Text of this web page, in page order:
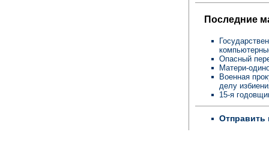
Последние
Опасный
Матери-
Военная
делу
15-я
Отправить